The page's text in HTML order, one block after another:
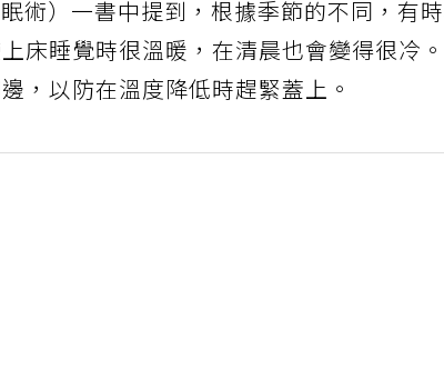
術）一書中提到，根據季節的不同，有
床睡覺時很溫暖，在清晨也會變得很冷
，以防在溫度降低時趕緊蓋上。